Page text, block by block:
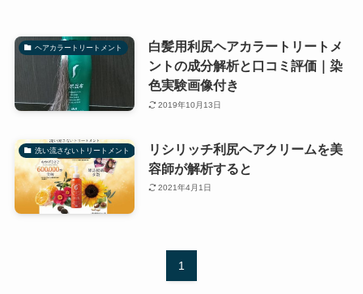
ヘアカラートリートメント
白髪用利尻ヘアカラートリートメ
ントの成分解析と口コミ評価｜染
色実験画像付き
2019年10月13日
洗い流さないトリートメント
リシリッチ利尻ヘアクリームを美
容師が解析すると
2021年4月1日
1